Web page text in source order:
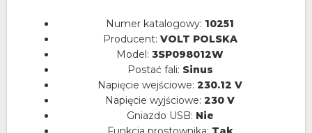
Numer katalogowy: 10251
Producent: VOLT POLSKA
Model: 3SP098012W
Postać fali: Sinus
Napięcie wejściowe: 230.12 V
Napięcie wyjściowe: 230 V
Gniazdo USB: Nie